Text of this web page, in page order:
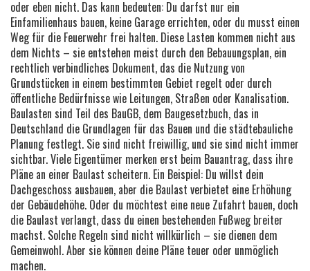
oder eben nicht. Das kann bedeuten: Du darfst nur ein
Einfamilienhaus bauen, keine Garage errichten, oder du musst einen
Weg für die Feuerwehr frei halten. Diese Lasten kommen nicht aus
dem Nichts – sie entstehen meist durch den Bebauungsplan, ein
rechtlich verbindliches Dokument, das die Nutzung von
Grundstücken in einem bestimmten Gebiet regelt oder durch
öffentliche Bedürfnisse wie Leitungen, Straßen oder Kanalisation.
Baulasten sind Teil des BauGB, dem Baugesetzbuch, das in
Deutschland die Grundlagen für das Bauen und die städtebauliche
Planung festlegt. Sie sind nicht freiwillig, und sie sind nicht immer
sichtbar. Viele Eigentümer merken erst beim Bauantrag, dass ihre
Pläne an einer Baulast scheitern. Ein Beispiel: Du willst dein
Dachgeschoss ausbauen, aber die Baulast verbietet eine Erhöhung
der Gebäudehöhe. Oder du möchtest eine neue Zufahrt bauen, doch
die Baulast verlangt, dass du einen bestehenden Fußweg breiter
machst. Solche Regeln sind nicht willkürlich – sie dienen dem
Gemeinwohl. Aber sie können deine Pläne teuer oder unmöglich
machen.